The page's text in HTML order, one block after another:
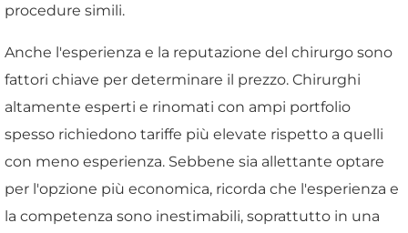
procedure simili.
Anche l'esperienza e la reputazione del chirurgo sono
fattori chiave per determinare il prezzo. Chirurghi
altamente esperti e rinomati con ampi portfolio
spesso richiedono tariffe più elevate rispetto a quelli
con meno esperienza. Sebbene sia allettante optare
per l'opzione più economica, ricorda che l'esperienza e
la competenza sono inestimabili, soprattutto in una